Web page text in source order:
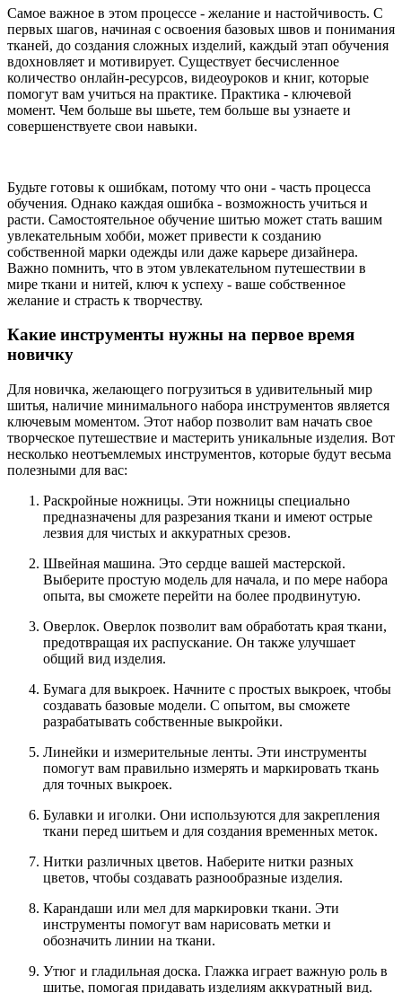
Самое важное в этом процессе - желание и настойчивость. С
первых шагов, начиная с освоения базовых швов и понимания
тканей, до создания сложных изделий, каждый этап обучения
вдохновляет и мотивирует. Существует бесчисленное
количество онлайн-ресурсов, видеоуроков и книг, которые
помогут вам учиться на практике. Практика - ключевой
момент. Чем больше вы шьете, тем больше вы узнаете и
совершенствуете свои навыки.
Будьте готовы к ошибкам, потому что они - часть процесса
обучения. Однако каждая ошибка - возможность учиться и
расти. Самостоятельное обучение шитью может стать вашим
увлекательным хобби, может привести к созданию
собственной марки одежды или даже карьере дизайнера.
Важно помнить, что в этом увлекательном путешествии в
мире ткани и нитей, ключ к успеху - ваше собственное
желание и страсть к творчеству.
Какие инструменты нужны на первое время
новичку
Для новичка, желающего погрузиться в удивительный мир
шитья, наличие минимального набора инструментов является
ключевым моментом. Этот набор позволит вам начать свое
творческое путешествие и мастерить уникальные изделия. Вот
несколько неотъемлемых инструментов, которые будут весьма
полезными для вас:
Раскройные ножницы. Эти ножницы специально
предназначены для разрезания ткани и имеют острые
лезвия для чистых и аккуратных срезов.
Швейная машина. Это сердце вашей мастерской.
Выберите простую модель для начала, и по мере набора
опыта, вы сможете перейти на более продвинутую.
Оверлок. Оверлок позволит вам обработать края ткани,
предотвращая их распускание. Он также улучшает
общий вид изделия.
Бумага для выкроек. Начните с простых выкроек, чтобы
создавать базовые модели. С опытом, вы сможете
разрабатывать собственные выкройки.
Линейки и измерительные ленты. Эти инструменты
помогут вам правильно измерять и маркировать ткань
для точных выкроек.
Булавки и иголки. Они используются для закрепления
ткани перед шитьем и для создания временных меток.
Нитки различных цветов. Наберите нитки разных
цветов, чтобы создавать разнообразные изделия.
Карандаши или мел для маркировки ткани. Эти
инструменты помогут вам нарисовать метки и
обозначить линии на ткани.
Утюг и гладильная доска. Глажка играет важную роль в
шитье, помогая придавать изделиям аккуратный вид.